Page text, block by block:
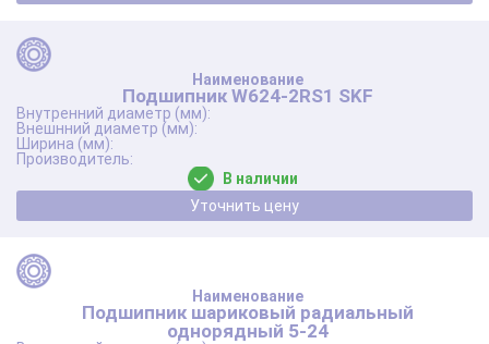
Подшипник W624-2RS1 SKF
В наличии
Уточнить цену
Подшипник шариковый радиальный
однорядный 5-24